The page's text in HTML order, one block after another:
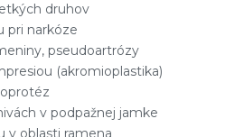
druhov
pri narkóze
pseudoartrózy
(akromioplastika)
v podpažnej jamke
v oblasti ramena